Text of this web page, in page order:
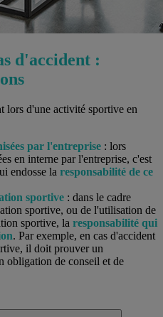
d'accident :
lors d'une activité sportive en
par l'entreprise : lors
en interne par l'entreprise, c'est
endosse la responsabilité de ce
sportive : dans le cadre
sportive, ou de l'utilisation de
sportive, la responsabilité qui
. Par exemple, en cas d'accident
il doit prouver un
obligation de conseil et de